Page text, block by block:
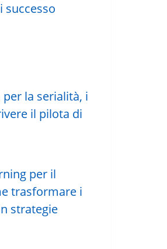
la serialità, i
il pilota di